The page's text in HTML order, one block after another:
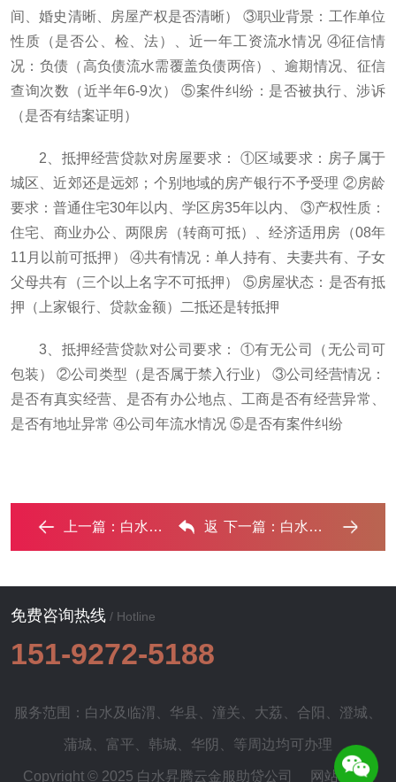
间、婚史清晰、房屋产权是否清晰） ③职业背景：工作单位
性质（是否公、检、法）、近一年工资流水情况 ④征信情
况：负债（高负债流水需覆盖负债两倍）、逾期情况、征信
查询次数（近半年6-9次） ⑤案件纠纷：是否被执行、涉诉
（是否有结案证明）
2、抵押经营贷款对房屋要求： ①区域要求：房子属于
城区、近郊还是远郊；个别地域的房产银行不予受理 ②房龄
要求：普通住宅30年以内、学区房35年以内、 ③产权性质：
住宅、商业办公、两限房（转商可抵）、经济适用房（08年
11月以前可抵押） ④共有情况：单人持有、夫妻共有、子女
父母共有（三个以上名字不可抵押） ⑤房屋状态：是否有抵
押（上家银行、贷款金额）二抵还是转抵押
3、抵押经营贷款对公司要求： ①有无公司（无公司可
包装） ②公司类型（是否属于禁入行业） ③公司经营情况：
是否有真实经营、是否有办公地点、工商是否有经营异常、
是否有地址异常 ④公司年流水情况 ⑤是否有案件纠纷
上一篇： 白水房子抵押给银行贷款利率多少 ?‌ 返 下一篇： 白水停息挂账怎么办理？办理停息挂账的流程和注意事项 ...‌
免费咨询热线 / Hotline
151-9272-5188
服务范围：白水及 临渭 华县 潼关 大荔 合阳 澄城
蒲城 富平 韩城 华阴 、等周边均可办理
Copyright © 2025 白水昇腾云金服助贷公司 网站地图|